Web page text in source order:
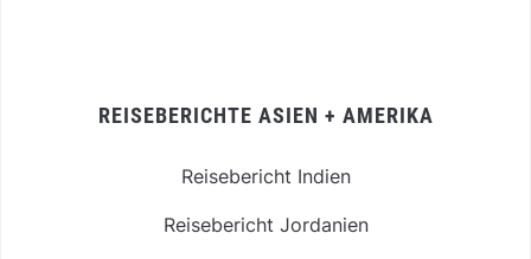
REISEBERICHTE ASIEN + AMERIKA
Reisebericht Indien
Reisebericht Jordanien